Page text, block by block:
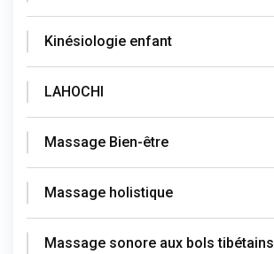
Kinésiologie enfant
LAHOCHI
Massage Bien-être
Massage holistique
Massage sonore aux bols tibétains